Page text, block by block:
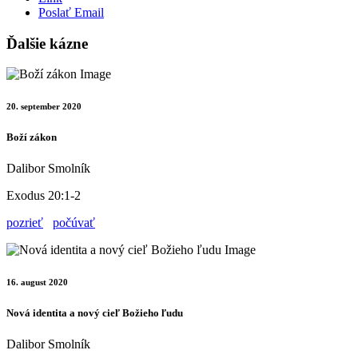
Poslať Email
Ďalšie kázne
20. september 2020
Boží zákon
Dalibor Smolník
Exodus 20:1-2
pozrieť
počúvať
16. august 2020
Nová identita a nový cieľ Božieho ľudu
Dalibor Smolník